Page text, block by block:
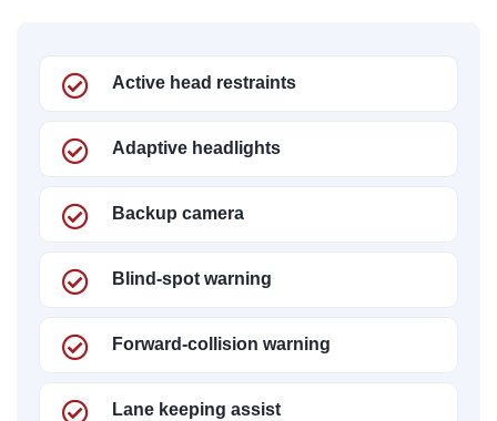
Active head restraints
Adaptive headlights
Backup camera
Blind-spot warning
Forward-collision warning
Lane keeping assist